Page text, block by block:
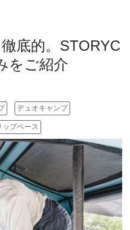
底的。STORYC
をご紹介
デュオキャンプ
ップベース